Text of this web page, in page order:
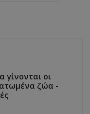
οι
ζώα -